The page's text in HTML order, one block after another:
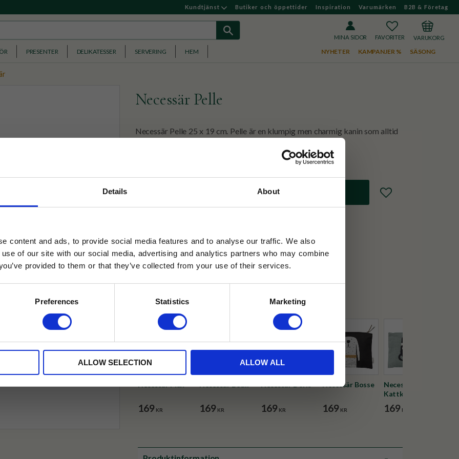
Details About
content and ads, to provide social media features and to analyse our traffic. We also
of our site with our social media, advertising and analytics partners who may combine
provided to them or that they’ve collected from your use of their services.
Preferences Statistics Marketing
ALLOW SELECTION ALLOW ALL
Kundtjänst Butiker och öppettider Inspiration Varumärken B2B & Företag
MINA SIDOR
FAVORITERKUNDVAGN
PRESENTER DELIKATESSER SERVERING HEM NYHETER KAMPANJER % SÄSONG
Necessär Pelle
Necessär Pelle 25 x 19 cm. Pelle är en klumpig men charmig kanin som alltid
verkar glömma var möblerna står.
Lägg till i favoriter
✓ Fri frakt över 399 kr
✓ Betala direkt eller inom 30 dagar
✓ Gratis teprov i varje beställning
Necessär Max
169 KR
Necessär Bodil
169 KR
Necessär Doris
169 KR
Necessär Bosse
169 KR
Necessär
Kattkärlek
169 KR
Läs mer
Rabatten fungerar endast
med andra erbjudanden.